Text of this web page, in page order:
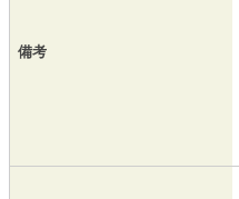
備考